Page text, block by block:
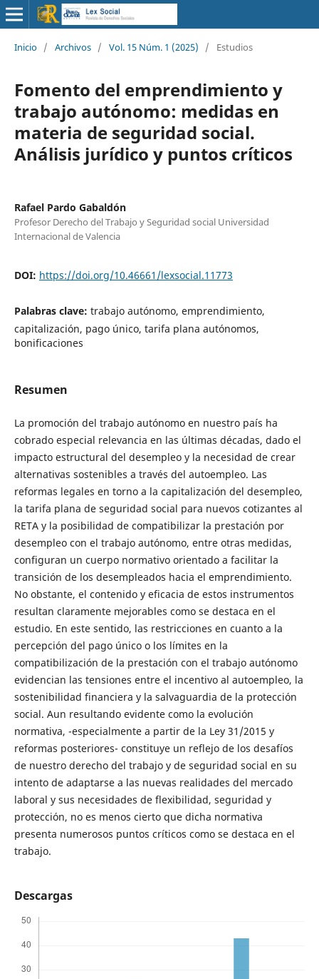
Inicio / Archivos / Vol. 15 Núm. 1 (2025) / Estudios
Fomento del emprendimiento y
trabajo autónomo: medidas en
materia de seguridad social.
Análisis jurídico y puntos críticos
Rafael Pardo Gabaldón
Profesor Derecho del Trabajo y Seguridad social Universidad
Internacional de Valencia
DOI: https://doi.org/10.46661/lexsocial.11773
Palabras clave: trabajo autónomo, emprendimiento,
capitalización, pago único, tarifa plana autónomos,
bonificaciones
Resumen
La promoción del trabajo autónomo en nuestro país ha
cobrado especial relevancia en las últimas décadas, dado el
impacto estructural del desempleo y la necesidad de crear
alternativas sostenibles a través del autoempleo. Las
reformas legales en torno a la capitalización del desempleo,
la tarifa plana de seguridad social para nuevos cotizantes al
RETA y la posibilidad de compatibilizar la prestación por
desempleo con el trabajo autónomo, entre otras medidas,
configuran un cuerpo normativo orientado a facilitar la
transición de los desempleados hacia el emprendimiento.
No obstante, el contenido y eficacia de estos instrumentos
resultan claramente mejorables como se destaca en el
estudio. En este sentido, las restricciones en cuanto a la
percepción del pago único o los límites en la
compatibilización de la prestación con el trabajo autónomo
evidencian las tensiones entre el incentivo al autoempleo, la
sostenibilidad financiera y la salvaguardia de la protección
social. Aun resultando evidente como la evolución
normativa, -especialmente a partir de la Ley 31/2015 y
reformas posteriores- constituye un reflejo de los desafíos
de nuestro derecho del trabajo y de seguridad social en su
intento de adaptarse a las nuevas realidades del mercado
laboral y sus necesidades de flexibilidad, seguridad y
protección, no es menos cierto que dicha normativa
presenta numerosos puntos críticos como se destaca en el
trabajo.
Descargas